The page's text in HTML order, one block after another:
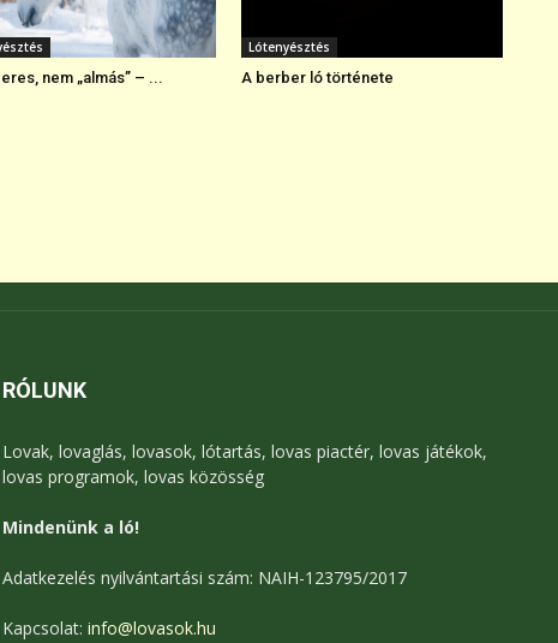
nem „almás” – ...
Lótenyésztés
A berber ló története
RÓLUNK
Lovak, lovaglás, lovasok, lótartás, lovas piactér, lovas játékok,
lovas programok, lovas közösség
Mindenünk a ló!
Adatkezelés nyilvántartási szám: NAIH-123795/2017
Kapcsolat: info@lovasok.hu